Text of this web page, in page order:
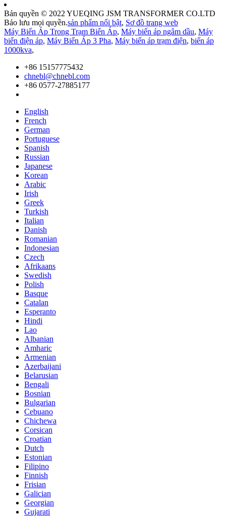
Bản quyền © 2022 YUEQING JSM TRANSFORMER CO.LTD
Bảo lưu mọi quyền.sản phẩm nổi bật, Sơ đồ trang web
Máy Biến Áp Trong Trạm Biến Áp, Máy biến áp ngâm dầu, Máy
biến điện áp, Máy Biến Áp 3 Pha, Máy biến áp trạm điện, biến áp
1000kva,
+86 15157775432
chnebl@chnebl.com
+86 0577-27885177
English
French
German
Portuguese
Spanish
Russian
Japanese
Korean
Arabic
Irish
Greek
Turkish
Italian
Danish
Romanian
Indonesian
Czech
Afrikaans
Swedish
Polish
Basque
Catalan
Esperanto
Hindi
Lao
Albanian
Amharic
Armenian
Azerbaijani
Belarusian
Bengali
Bosnian
Bulgarian
Cebuano
Chichewa
Corsican
Croatian
Dutch
Estonian
Filipino
Finnish
Frisian
Galician
Georgian
Gujarati